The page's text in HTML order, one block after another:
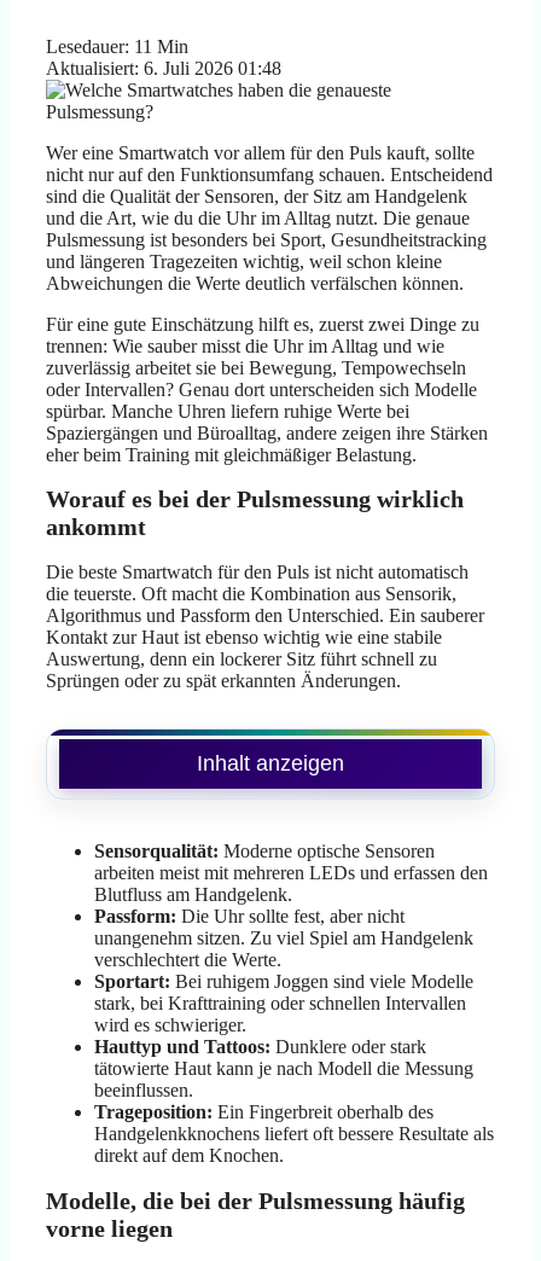
Lesedauer: 11 Min
Aktualisiert: 6. Juli 2026 01:48
Wer eine Smartwatch vor allem für den Puls kauft, sollte
nicht nur auf den Funktionsumfang schauen. Entscheidend
sind die Qualität der Sensoren, der Sitz am Handgelenk
und die Art, wie du die Uhr im Alltag nutzt. Die genaue
Pulsmessung ist besonders bei Sport, Gesundheitstracking
und längeren Tragezeiten wichtig, weil schon kleine
Abweichungen die Werte deutlich verfälschen können.
Für eine gute Einschätzung hilft es, zuerst zwei Dinge zu
trennen: Wie sauber misst die Uhr im Alltag und wie
zuverlässig arbeitet sie bei Bewegung, Tempowechseln
oder Intervallen? Genau dort unterscheiden sich Modelle
spürbar. Manche Uhren liefern ruhige Werte bei
Spaziergängen und Büroalltag, andere zeigen ihre Stärken
eher beim Training mit gleichmäßiger Belastung.
Worauf es bei der Pulsmessung wirklich
ankommt
Die beste Smartwatch für den Puls ist nicht automatisch
die teuerste. Oft macht die Kombination aus Sensorik,
Algorithmus und Passform den Unterschied. Ein sauberer
Kontakt zur Haut ist ebenso wichtig wie eine stabile
Auswertung, denn ein lockerer Sitz führt schnell zu
Sprüngen oder zu spät erkannten Änderungen.
Inhalt anzeigen
Sensorqualität: Moderne optische Sensoren
arbeiten meist mit mehreren LEDs und erfassen den
Blutfluss am Handgelenk.
Passform: Die Uhr sollte fest, aber nicht
unangenehm sitzen. Zu viel Spiel am Handgelenk
verschlechtert die Werte.
Sportart: Bei ruhigem Joggen sind viele Modelle
stark, bei Krafttraining oder schnellen Intervallen
wird es schwieriger.
Hauttyp und Tattoos: Dunklere oder stark
tätowierte Haut kann je nach Modell die Messung
beeinflussen.
Trageposition: Ein Fingerbreit oberhalb des
Handgelenkknochens liefert oft bessere Resultate als
direkt auf dem Knochen.
Modelle, die bei der Pulsmessung häufig
vorne liegen